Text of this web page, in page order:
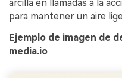
arcilla en llamadas a la
para mantener un aire
Ejemplo de imagen de
media.io